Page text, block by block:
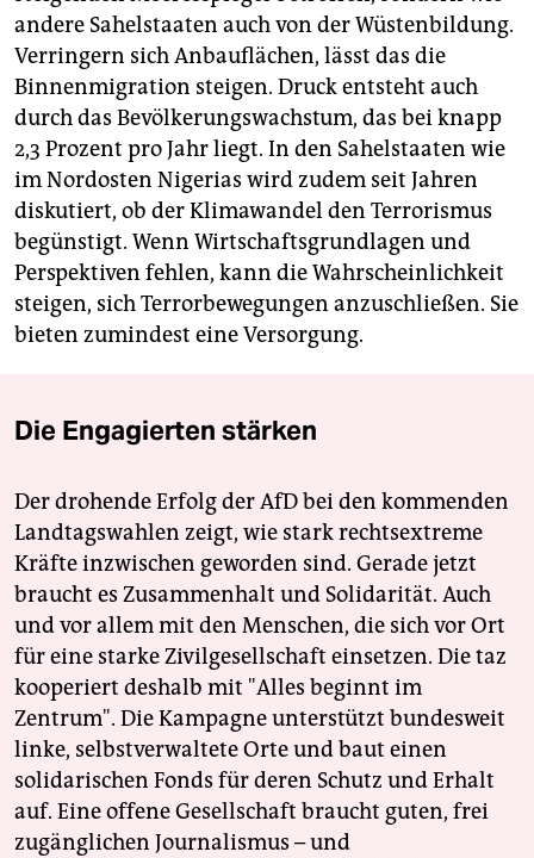
andere Sahelstaaten auch von der Wüstenbildung.
Verringern sich Anbauflächen, lässt das die
Binnenmigration steigen. Druck entsteht auch
durch das Bevölkerungswachstum, das bei knapp
2,3 Prozent pro Jahr liegt. In den Sahelstaaten wie
im Nordosten Nigerias wird zudem seit Jahren
diskutiert, ob der Klimawandel den Terrorismus
begünstigt. Wenn Wirtschaftsgrundlagen und
Perspektiven fehlen, kann die Wahrscheinlichkeit
steigen, sich Terrorbewegungen anzuschließen. Sie
bieten zumindest eine Versorgung.
Die Engagierten stärken
Der drohende Erfolg der AfD bei den kommenden
Landtagswahlen zeigt, wie stark rechtsextreme
Kräfte inzwischen geworden sind. Gerade jetzt
braucht es Zusammenhalt und Solidarität. Auch
und vor allem mit den Menschen, die sich vor Ort
für eine starke Zivilgesellschaft einsetzen. Die taz
kooperiert deshalb mit "Alles beginnt im
Zentrum". Die Kampagne unterstützt bundesweit
linke, selbstverwaltete Orte und baut einen
solidarischen Fonds für deren Schutz und Erhalt
auf. Eine offene Gesellschaft braucht guten, frei
zugänglichen Journalismus – und